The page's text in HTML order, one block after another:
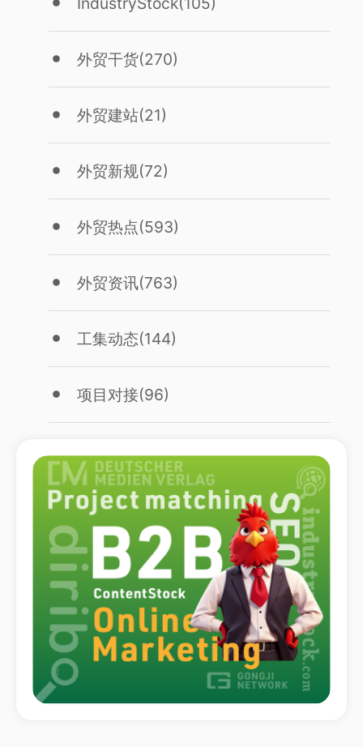
外贸干货(270)
外贸建站(21)
外贸新规(72)
外贸热点(593)
外贸资讯(763)
工集动态(144)
项目对接(96)